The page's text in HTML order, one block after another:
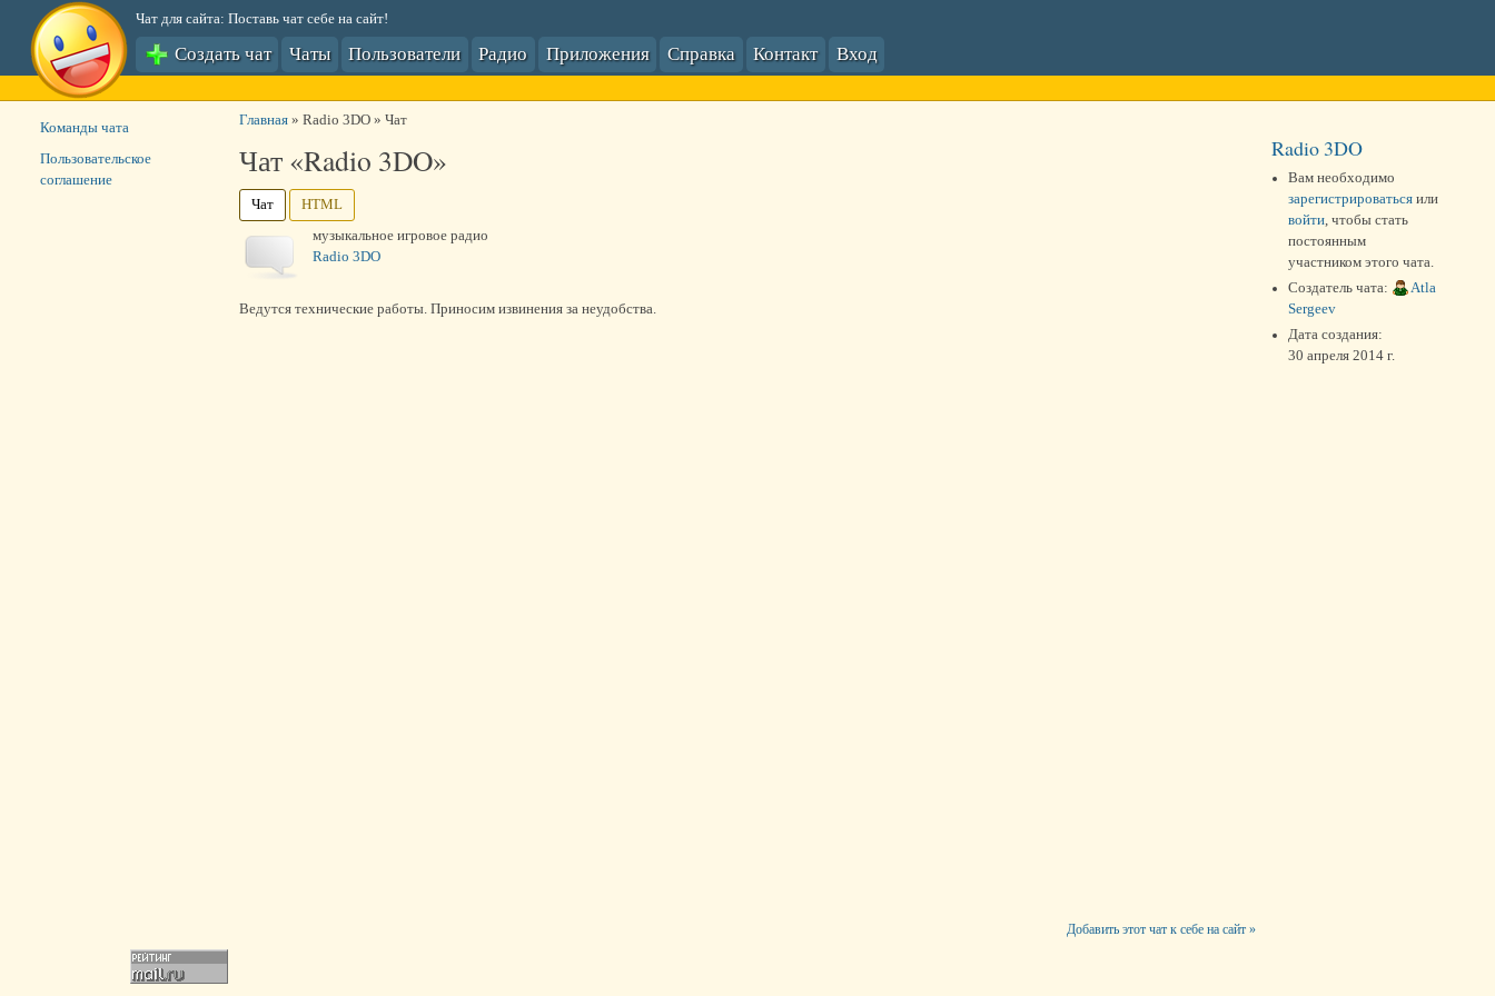
Чат для сайта: Поставь чат себе на сайт!
Создать чат Чаты Пользователи Радио Приложения Справка Контакт Вход
Главная» Radio 3DO» Чат
Чат «Radio 3DO»
Чат
HTML
музыкальное игровое радио
Radio 3DO
Добавить этот чат к себе на сайт »
Команды чата
Пользовательское
соглашение
Radio 3DO
Вам необходимо
зарегистрироваться или
войти, чтобы стать
постоянным
участником этого чата.
Создатель чата:
Atla
Sergeev
Дата создания:
30 апреля 2014 г.